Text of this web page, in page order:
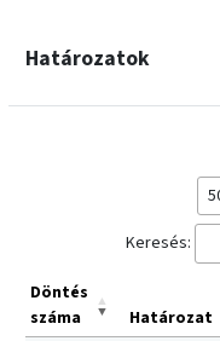
Határozatok
Keresés:
Döntés
száma
Határozat